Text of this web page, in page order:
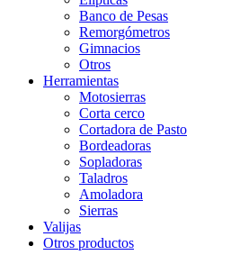
Banco de Pesas
Remorgómetros
Gimnacios
Otros
Herramientas
Motosierras
Corta cerco
Cortadora de Pasto
Bordeadoras
Sopladoras
Taladros
Amoladora
Sierras
Valijas
Otros productos